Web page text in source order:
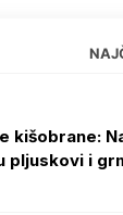
kišobrane:
pljuskovi i